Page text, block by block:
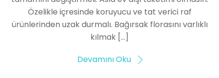
Özelikle içresinde koruyucu ve tat verici raf
ürünlerinden uzak durmalı. Bağırsak florasını varlıklı
kılmak […]
Devamını Oku